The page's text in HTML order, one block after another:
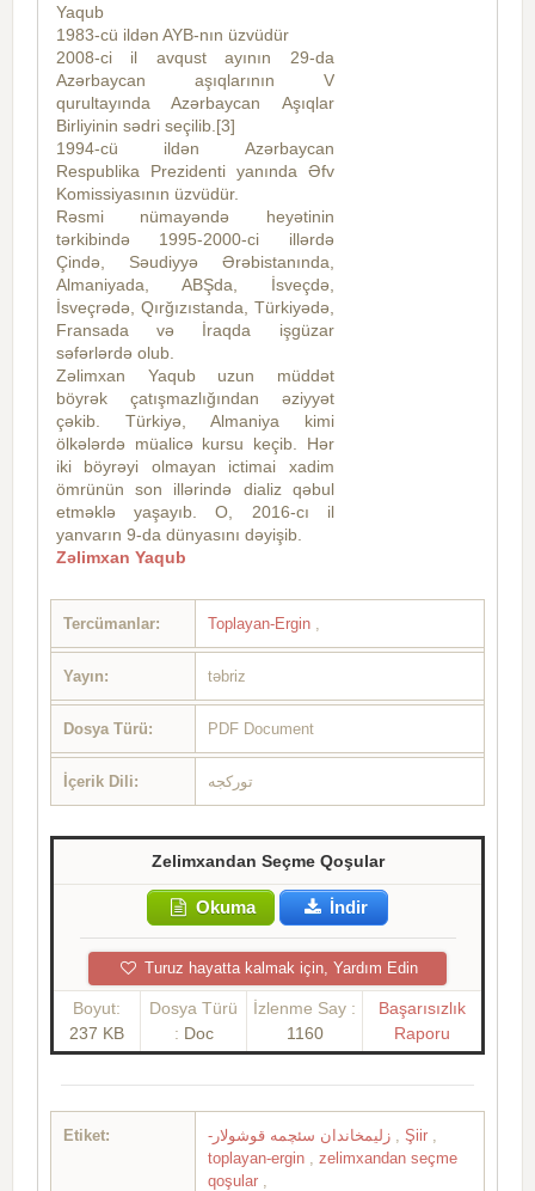
Yaqub
1983-cü ildən AYB-nın üzvüdür
2008-ci il avqust ayının 29-da
Azərbaycan aşıqlarının V
qurultayında Azərbaycan Aşıqlar
Birliyinin sədri seçilib.[3]
1994-cü ildən Azərbaycan
Respublika Prezidenti yanında Əfv
Komissiyasının üzvüdür.
Rəsmi nümayəndə heyətinin
tərkibində 1995-2000-ci illərdə
Çində, Səudiyyə Ərəbistanında,
Almaniyada, ABŞda, İsveçdə,
İsveçrədə, Qırğızıstanda, Türkiyədə,
Fransada və İraqda işgüzar
səfərlərdə olub.
Zəlimxan Yaqub uzun müddət
böyrək çatışmazlığından əziyyət
çəkib. Türkiyə, Almaniya kimi
ölkələrdə müalicə kursu keçib. Hər
iki böyrəyi olmayan ictimai xadim
ömrünün son illərində dializ qəbul
etməklə yaşayıb. O, 2016-cı il
yanvarın 9-da dünyasını dəyişib.
Zəlimxan Yaqub
Tercümanlar: Toplayan-Ergin
Yayın: təbriz
Dosya Türü: PDF Document
İçerik Dili: تورکجه
Zelimxandan Seçme Qoşular
Okuma İndir
Turuz hayatta kalmak için, Yardım Edin
Boyut:
237 KB
Dosya Türü
: Doc
İzlenme Say :
1160
Başarısızlık
Raporu
Etiket: Şiir
toplayan-ergin
zelimxandan seçme
qoşular